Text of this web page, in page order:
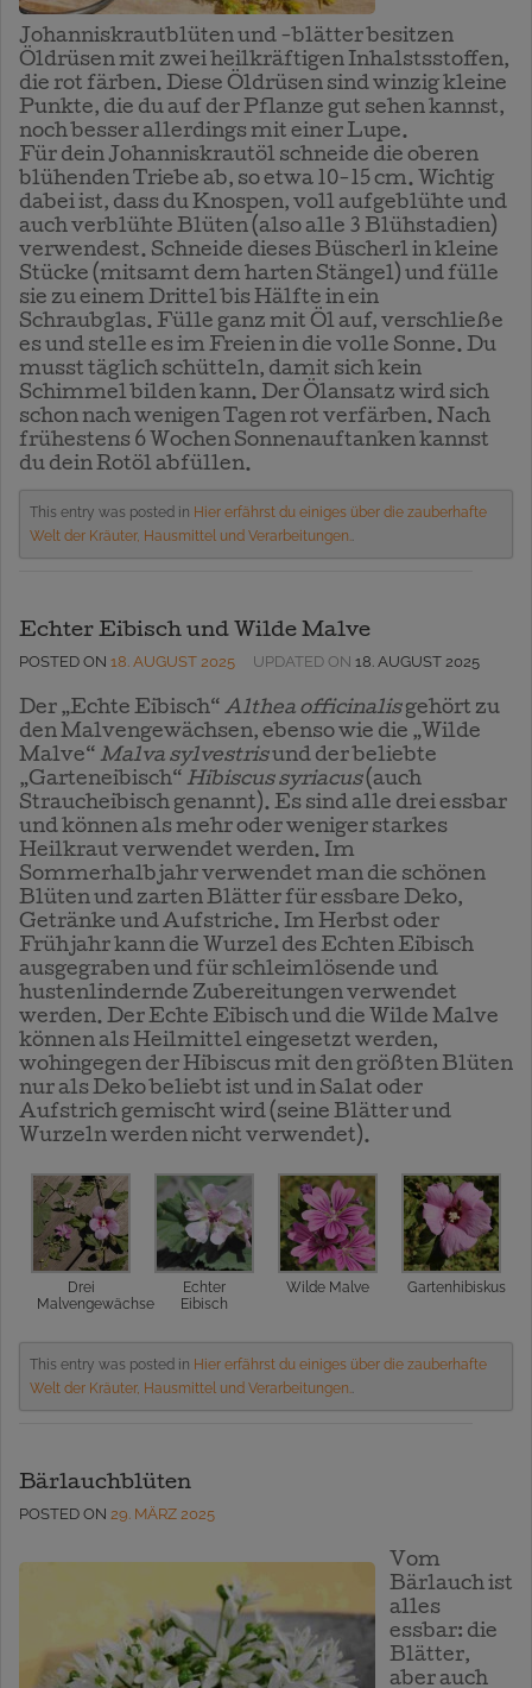
Johanniskrautblüten und -blätter besitzen
Öldrüsen mit zwei heilkräftigen Inhalstsstoffen,
die rot färben. Diese Öldrüsen sind winzig kleine
Punkte, die du auf der Pflanze gut sehen kannst,
noch besser allerdings mit einer Lupe.
Für dein Johanniskrautöl schneide die oberen
blühenden Triebe ab, so etwa 10-15 cm. Wichtig
dabei ist, dass du Knospen, voll aufgeblühte und
auch verblühte Blüten (also alle 3 Blühstadien)
verwendest. Schneide dieses Büscherl in kleine
Stücke (mitsamt dem harten Stängel) und fülle
sie zu einem Drittel bis Hälfte in ein
Schraubglas. Fülle ganz mit Öl auf, verschließe
es und stelle es im Freien in die volle Sonne. Du
musst täglich schütteln, damit sich kein
Schimmel bilden kann. Der Ölansatz wird sich
schon nach wenigen Tagen rot verfärben. Nach
frühestens 6 Wochen Sonnenauftanken kannst
du dein Rotöl abfüllen.
This entry was posted in Hier erfährst du einiges über die zauberhafte
Welt der Kräuter, Hausmittel und Verarbeitungen..
Echter Eibisch und Wilde Malve
POSTED ON 18. AUGUST 2025 UPDATED ON 18. AUGUST 2025
Der „Echte Eibisch“ Althea officinalisgehört zu
den Malvengewächsen, ebenso wie die „Wilde
Malve“ Malva sylvestrisund der beliebte
„Garteneibisch“ Hibiscus syriacus(auch
Straucheibisch genannt). Es sind alle drei essbar
und können als mehr oder weniger starkes
Heilkraut verwendet werden. Im
Sommerhalbjahr verwendet man die schönen
Blüten und zarten Blätter für essbare Deko,
Getränke und Aufstriche. Im Herbst oder
Frühjahr kann die Wurzel des Echten Eibisch
ausgegraben und für schleimlösende und
hustenlindernde Zubereitungen verwendet
werden. Der Echte Eibisch und die Wilde Malve
können als Heilmittel eingesetzt werden,
wohingegen der Hibiscus mit den größten Blüten
nur als Deko beliebt ist und in Salat oder
Aufstrich gemischt wird (seine Blätter und
Wurzeln werden nicht verwendet).
Drei
Malvengewächse
Echter
Eibisch
Wilde Malve Gartenhibiskus
This entry was posted in Hier erfährst du einiges über die zauberhafte
Welt der Kräuter, Hausmittel und Verarbeitungen..
Bärlauchblüten
POSTED ON 29. MÄRZ 2025
Vom
Bärlauch ist
alles
essbar: die
Blätter,
aber auch